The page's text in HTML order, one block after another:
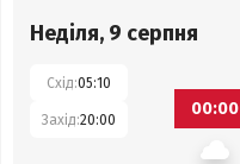
Неділя, 9 серпня
Схід:05:10
Захід:20:00
00:00